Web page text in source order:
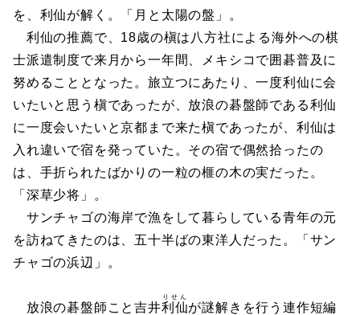
を、利仙が解く。「月と太陽の盤」。
利仙の推薦で、18歳の槇は八方社による海外への棋
士派遣制度で来月から一年間、メキシコで囲碁普及に
努めることとなった。旅立つにあたり、一度利仙に会
いたいと思う槇であったが、放浪の碁盤師である利仙
に一度会いたいと京都まで来た槇であったが、利仙は
入れ違いで宿を発っていた。その宿で偶然拾ったの
は、手折られたばかりの一粒の榧の木の実だった。
「深草少将」。
サンチャゴの海岸で漁をして暮らしている青年の元
を訪ねてきたのは、五十半ばの東洋人だった。「サン
チャゴの浜辺」。
放浪の碁盤師こと吉井利仙
りせん
が謎解きを行う連作短編